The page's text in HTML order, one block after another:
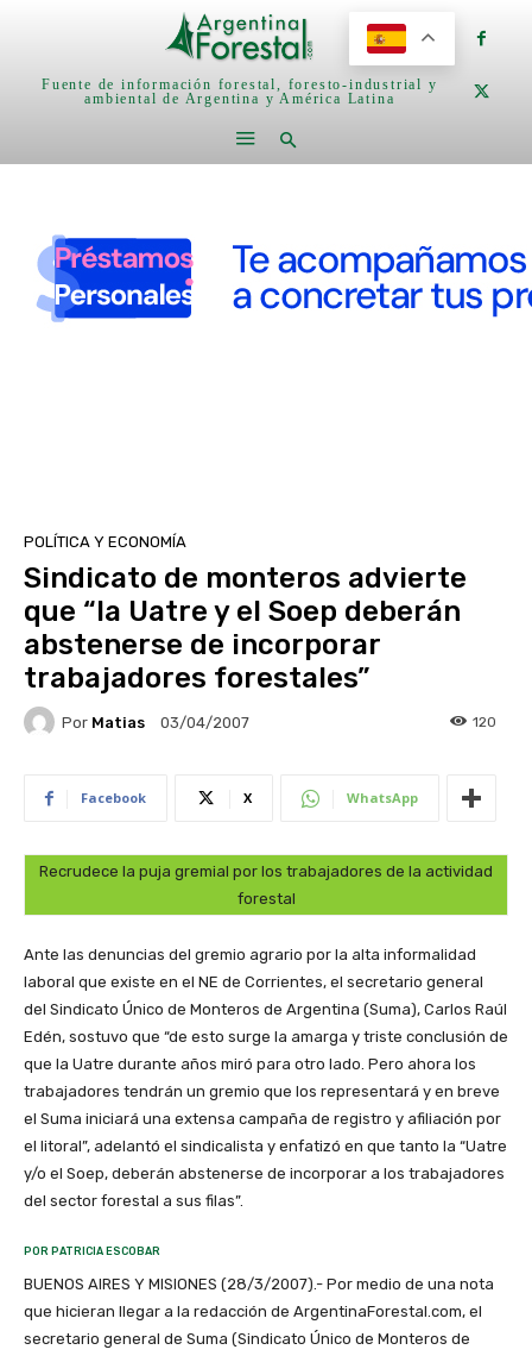
Fuente de información forestal, foresto-industrial y
ambiental de Argentina y América Latina
POLÍTICA Y ECONOMÍA
Sindicato de monteros advierte
que “la Uatre y el Soep deberán
abstenerse de incorporar
trabajadores forestales”
Por Matias 03/04/2007 120
Facebook X WhatsApp
Recrudece la puja gremial por los trabajadores de la actividad
forestal
Ante las denuncias del gremio agrario por la alta informalidad
laboral que existe en el NE de Corrientes, el secretario general
del Sindicato Único de Monteros de Argentina (Suma), Carlos Raúl
Edén, sostuvo que “de esto surge la amarga y triste conclusión de
que la Uatre durante años miró para otro lado. Pero ahora los
trabajadores tendrán un gremio que los representará y en breve
el Suma iniciará una extensa campaña de registro y afiliación por
el litoral”, adelantó el sindicalista y enfatizó en que tanto la “Uatre
y/o el Soep, deberán abstenerse de incorporar a los trabajadores
del sector forestal a sus filas”.
POR PATRICIA ESCOBAR
BUENOS AIRES Y MISIONES (28/3/2007).- Por medio de una nota
que hicieran llegar a la redacción de ArgentinaForestal.com, el
secretario general de Suma (Sindicato Único de Monteros de